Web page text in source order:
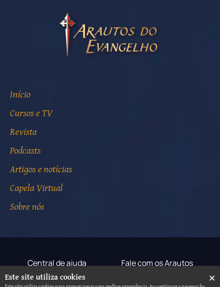
Início
Cursos e TV
Revista
Podcasts
Artigos e notícias
Capela Virtual
Sobre nós
Central de ajuda Fale com os Arautos
Termos de uso
Este site utiliza cookies ×